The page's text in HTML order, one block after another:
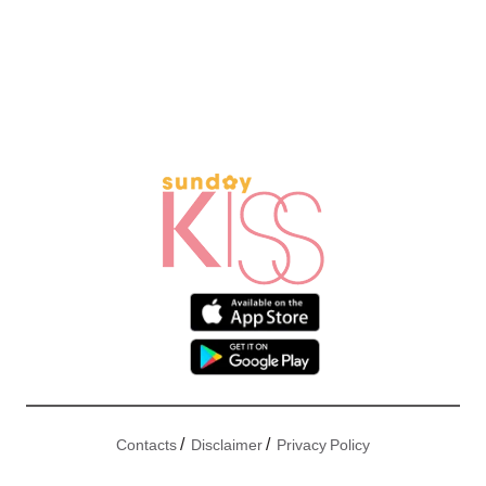
Contacts/ Disclaimer/ Privacy Policy